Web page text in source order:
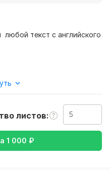
текст с английского
потребуется от вас
), а так же
на английский или
листов
1 000 ₽